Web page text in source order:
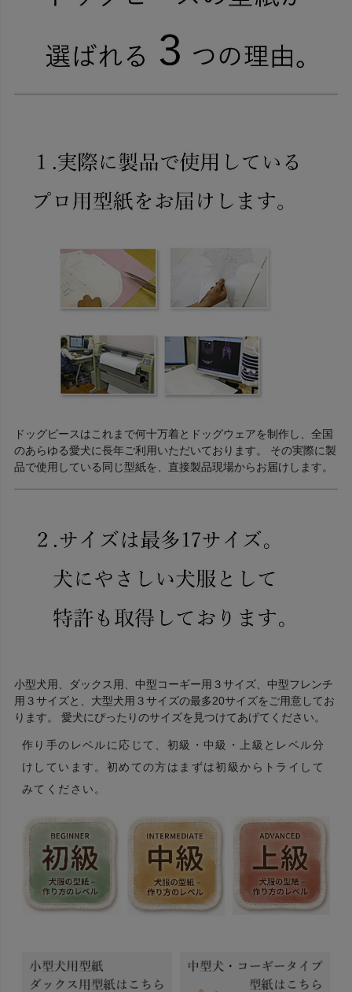
ドッグピースはこれまで何十万着とドッグウェアを制作し、全国
のあらゆる愛犬に長年ご利用いただいております。 その実際に製
品で使用している同じ型紙を、直接製品現場からお届けします。
小型犬用、ダックス用、中型コーギー用３サイズ、中型フレンチ
用３サイズと、大型犬用３サイズの最多20サイズをご用意してお
ります。 愛犬にぴったりのサイズを見つけてあげてください。
作り手のレベルに応じて、初級・中級・上級とレベル分
けしています。初めての方はまずは初級からトライして
みてください。